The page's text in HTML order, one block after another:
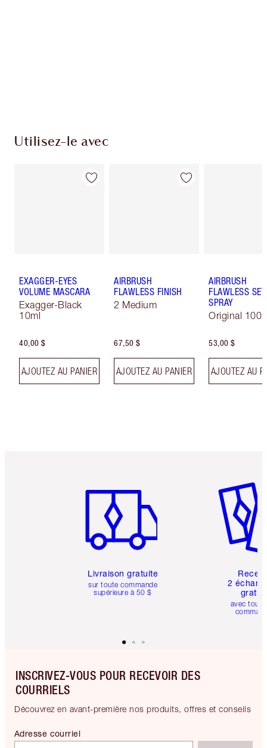
Utilisez-le avec
EXAGGER-EYES
VOLUME MASCARA
Exagger-Black
10ml
40,00 $
AJOUTEZ AU PANIER
AIRBRUSH
FLAWLESS FINISH
2 Medium
67,50 $
AJOUTEZ AU PANIER
AIRBRUSH
FLAWLESS
SPRAY
Original 100
53,00 $
AJOUTEZ AU
Livraison gratuite
sur toute commande
supérieure à 50 $
2
avec
INSCRIVEZ-VOUS POUR RECEVOIR DES
COURRIELS
Découvrez en avant-première nos produits, offres et conseils
Adresse courriel